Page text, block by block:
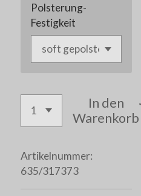
Polsterung-
Festigkeit
In den
Warenkorb
Artikelnummer:
635/317373